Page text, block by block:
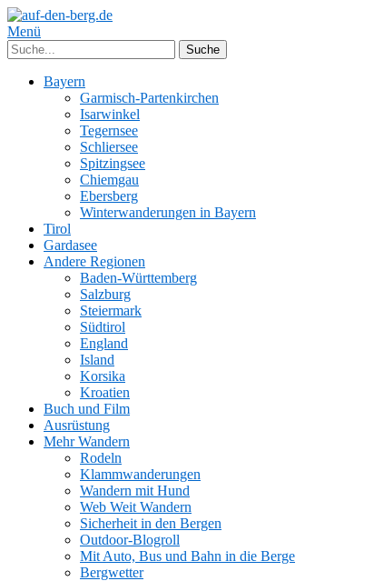
Menü
Bayern
Garmisch-Partenkirchen
Isarwinkel
Tegernsee
Schliersee
Spitzingsee
Chiemgau
Ebersberg
Winterwanderungen in Bayern
Tirol
Gardasee
Andere Regionen
Baden-Württemberg
Salzburg
Steiermark
Südtirol
England
Island
Korsika
Kroatien
Buch und Film
Ausrüstung
Mehr Wandern
Rodeln
Klammwanderungen
Wandern mit Hund
Web Weit Wandern
Sicherheit in den Bergen
Outdoor-Blogroll
Mit Auto, Bus und Bahn in die Berge
Bergwetter